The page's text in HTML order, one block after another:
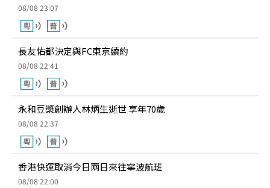
08/08 23:07
長友佑都決定與FC東京續約
08/08 22:41
永和豆漿創辦人林炳生逝世 享年70歲
08/08 22:37
香港快運取消今日兩日來往寧波航班
08/08 22:00